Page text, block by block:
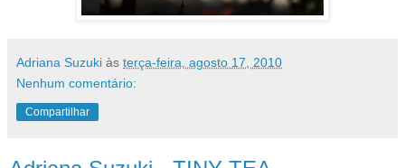
Adriana Suzuki às terça-feira, agosto 17, 2010
Nenhum comentário:
Compartilhar